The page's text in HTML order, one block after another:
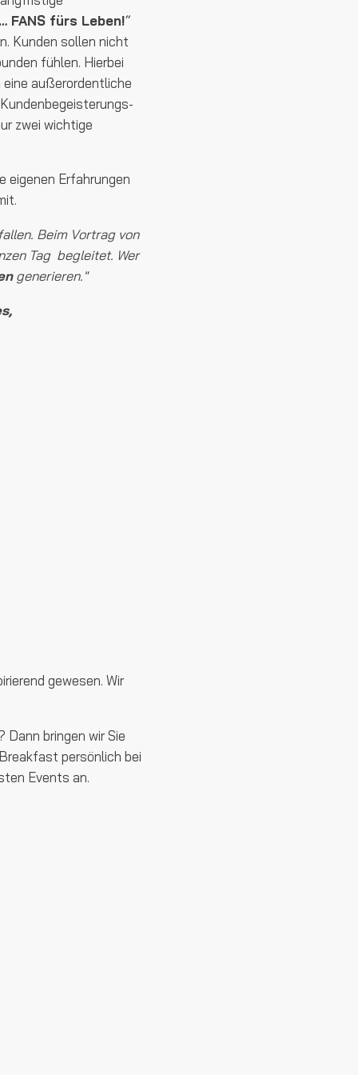
FANS fürs Leben!“
Kunden sollen nicht
fühlen. Hierbei
eine außerordentliche
zwei wichtige
eigenen Erfahrungen
Beim Vortrag von
Tag begleitet. Wer
generieren."
gewesen. Wir
bringen wir Sie
persönlich bei
Events an.